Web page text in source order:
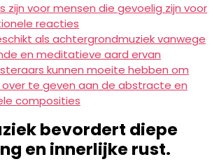
zijn voor mensen die gevoelig zijn voor
reacties
als achtergrondmuziek vanwege
en meditatieve aard ervan
kunnen moeite hebben om
over te geven aan de abstracte en
composities
bevordert diepe
en innerlijke rust.